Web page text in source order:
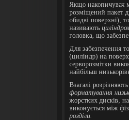
Якщо накопичувач
розміщений пакет
обидві поверхні),
називають
головка, що
Для забезпечення
(циліндр) на
серворозмітки
найбільш
Взагалі
форматування
жорстких дисків,
виконується між
розділи.